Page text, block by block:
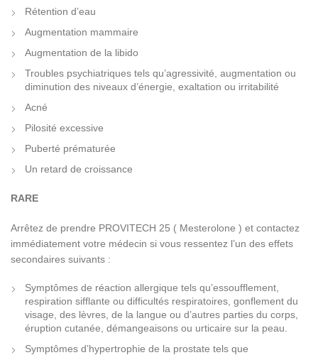
Rétention d’eau
Augmentation mammaire
Augmentation de la libido
Troubles psychiatriques tels qu’agressivité, augmentation ou
diminution des niveaux d’énergie, exaltation ou irritabilité
Acné
Pilosité excessive
Puberté prématurée
Un retard de croissance
RARE
Arrêtez de prendre PROVITECH 25 ( Mesterolone ) et contactez
immédiatement votre médecin si vous ressentez l’un des effets
secondaires suivants :
Symptômes de réaction allergique tels qu’essoufflement,
respiration sifflante ou difficultés respiratoires, gonflement du
visage, des lèvres, de la langue ou d’autres parties du corps,
éruption cutanée, démangeaisons ou urticaire sur la peau.
Symptômes d’hypertrophie de la prostate tels que